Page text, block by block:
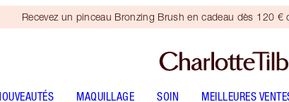
Recevez un pinceau Bronzing Brush en cadeau dès 120
MAQUILLAGE SOIN MEILLEURES